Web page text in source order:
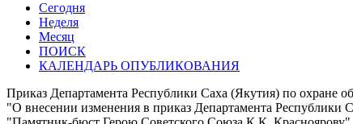
Сегодня
Неделя
Месяц
ПОИСК
КАЛЕНДАРЬ ОПУБЛИКОВАНИЯ
Приказ Департамента Республики Саха (Якутия) по охране
"О внесении изменения в приказ Департамента Республики